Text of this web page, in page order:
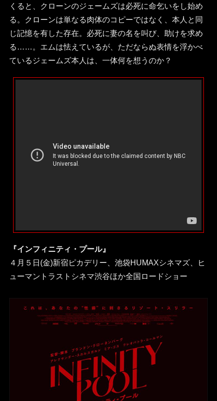
くると、クローンのジェームズは必死に命乞いをし始め
る。クローンは単なる肉体のコピーではなく、本人と同
じ記憶を有した存在。必死に妻の名を叫び、助けを求め
る……。エムは怯えているが、ただならぬ表情を浮かべ
ているジェームズ本人は、一体何を想うのか？
『インフィニティ・プール』
４月５日(金)新宿ピカデリー、池袋HUMAXシネマズ、ヒ
ューマントラストシネマ渋谷ほか全国ロードショー